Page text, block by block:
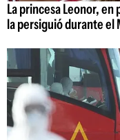
La princesa Leonor,
la persiguió durante el